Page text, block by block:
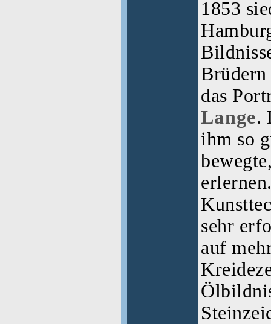
1853
Brüdern
das
Lange.
ihm so
sehr
auf